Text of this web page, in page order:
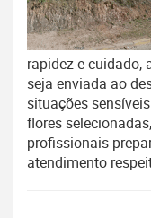
rapidez e cuidado,
seja enviada ao
situações
flores
profissionais
atendimento